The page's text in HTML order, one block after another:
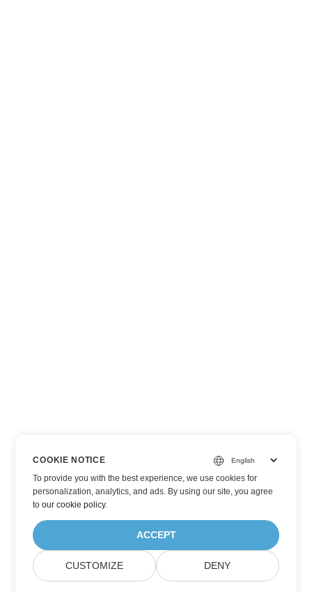
COOKIE NOTICE
To provide you with the best experience, we use cookies for
personalization, analytics, and ads. By using our site, you agree
toour cookie policy.
ACCEPT
CUSTOMIZE DENY